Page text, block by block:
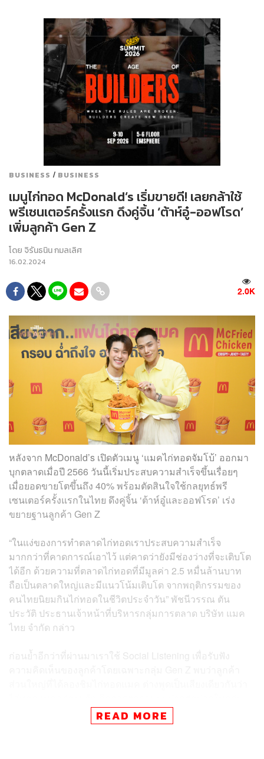
BUSINESS / BUSINESS
เมนูไก่ทอด McDonald’s เริ่มขายดี! เลยกล้าใช้​
พรีเซนเตอร์ครั้งแรก ดึงคู่จิ้น ‘ต้าห์อู๋-ออฟโรด’
เพิ่มลูกค้า Gen Z
โดย จิรันธนิน กมลเลิศ
16.02.2024
2.0K
หลังจาก McDonald’s เปิดตัวเมนู ‘แมคไก่ทอดจัมโบ้’ ออกมา
บุกตลาดเมื่อปี 2566 วันนี้เริ่มประสบความสำเร็จขึ้นเรื่อยๆ
เมื่อยอดขายโตขึ้นถึง 40% พร้อมตัดสินใจใช้​กลยุทธ์พรี
เซนเตอร์ครั้งแรกในไทย ดึงคู่จิ้น ‘ต้าห์อู๋และออฟโรด’ เร่ง
ขยายฐานลูกค้า Gen Z
“ในแง่ของการทำตลาดไก่ทอดเราประสบความสำเร็จ
มากกว่าที่คาดการณ์เอาไว้ แต่คาดว่ายังมีช่องว่างที่จะเติบโต
ได้อีก ด้วยความที่ตลาดไก่ทอดที่มีมูลค่า 2.5 หมื่นล้านบาท
ถือเป็นตลาดใหญ่และมีแนวโน้มเติบโต จากพฤติกรรมของ
คนไทยนิยมกินไก่ทอดในชีวิตประจำวัน” พัชนีวรรณ ตัน
ประวัติ ประธานเจ้าหน้าที่บริหารกลุ่มการตลาด บริษัท แมค
ไทย จำกัด กล่าว
ก่อนย้ำอีกว่าที่ผ่านมาเราใช้ Social Listening เพื่อรับฟัง
เพื่อน จึงจะเริ่มจริงจังกับตลาดไก่ทอดมากขึ้นเรื่อยๆ ด้วยการ
ทำให้คนรู้จักเมนูไก่ทอดของ McDonald’s เพิ่มขึ้นในวงกว้าง
READ MORE